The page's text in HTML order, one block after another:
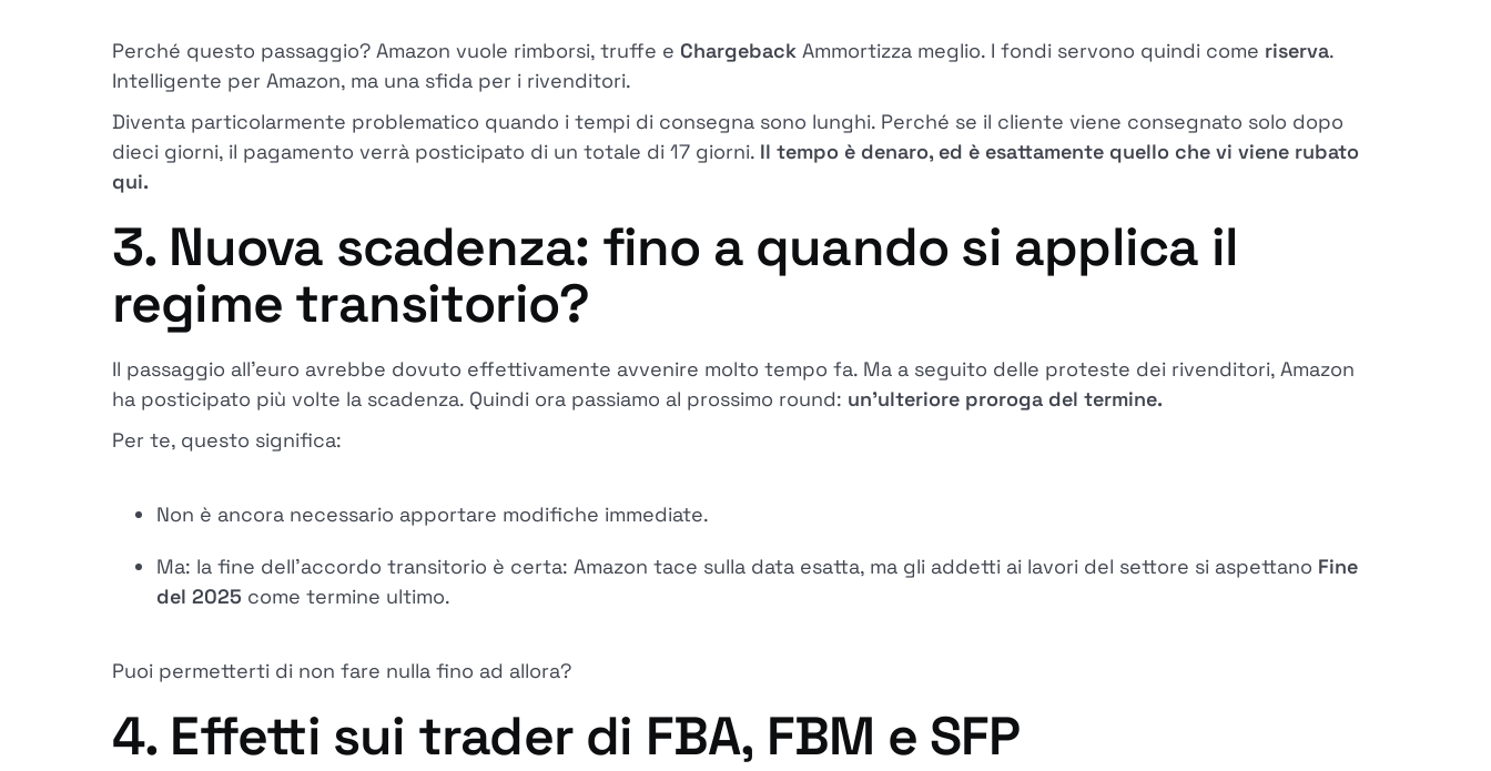
Perché questo passaggio? Amazon vuole rimborsi, truffe e ChargebackAmmortizza meglio. I fondi servono quindi come riserva.
Intelligente per Amazon, ma una sfida per i rivenditori.
Diventa particolarmente problematico quando i tempi di consegna sono lunghi. Perché se il cliente viene consegnato solo dopo
dieci giorni, il pagamento verrà posticipato di un totale di 17 giorni. Il tempo è denaro, ed è esattamente quello che vi viene rubato
qui.
3. Nuova scadenza: fino a quando si applica il
regime transitorio?
Il passaggio all'euro avrebbe dovuto effettivamente avvenire molto tempo fa. Ma a seguito delle proteste dei rivenditori, Amazon
ha posticipato più volte la scadenza. Quindi ora passiamo al prossimo round: un'ulteriore proroga del termine.
Per te, questo significa:
Non è ancora necessario apportare modifiche immediate.
Ma: la fine dell'accordo transitorio è certa: Amazon tace sulla data esatta, ma gli addetti ai lavori del settore si aspettano Fine
del 2025 come termine ultimo.
Puoi permetterti di non fare nulla fino ad allora?
4. Effetti sui trader di FBA, FBM e SFP